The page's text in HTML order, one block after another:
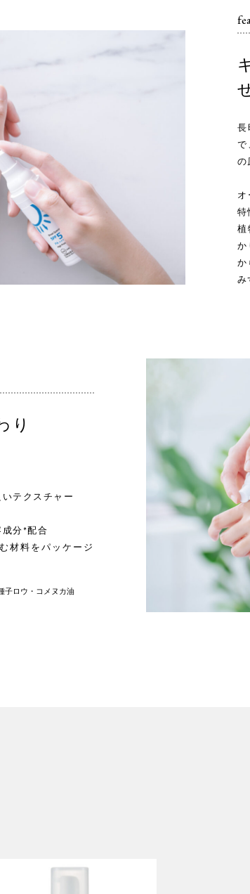
長
で
の
特
植
か
か
み
り
テクスチャー
成分*配合
材料をパッケージ
子ロウ・コメヌカ油